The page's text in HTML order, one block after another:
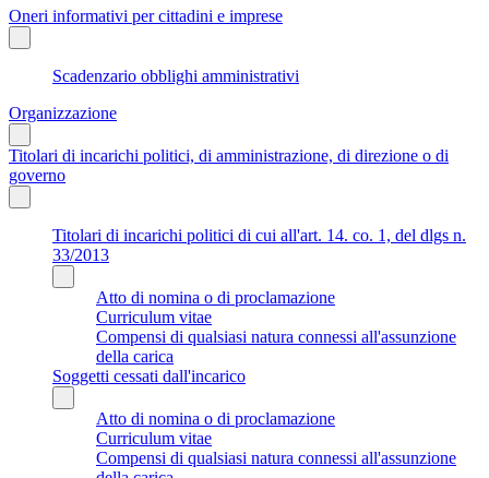
Oneri informativi per cittadini e imprese
Scadenzario obblighi amministrativi
Organizzazione
Titolari di incarichi politici, di amministrazione, di direzione o di
governo
Titolari di incarichi politici di cui all'art. 14. co. 1, del dlgs n.
33/2013
Atto di nomina o di proclamazione
Curriculum vitae
Compensi di qualsiasi natura connessi all'assunzione
della carica
Soggetti cessati dall'incarico
Atto di nomina o di proclamazione
Curriculum vitae
Compensi di qualsiasi natura connessi all'assunzione